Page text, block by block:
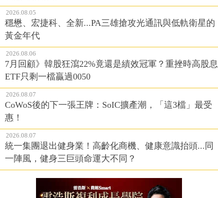
2026.08.05
穩懋、宏捷科、全新...PA三雄搶攻光通訊與低軌衛星的
黃金年代
2026.08.06
7月回顧》韓股狂瀉22%竟還是績效冠軍？重挫時高股息
ETF只剩一檔贏過0050
2026.08.07
CoWoS後的下一張王牌：SoIC擴產潮，「這3檔」最受
惠！
2026.08.07
統一集團退出健身業！高齡化商機、健康意識抬頭...同
一陣風，健身三巨頭命運大不同？